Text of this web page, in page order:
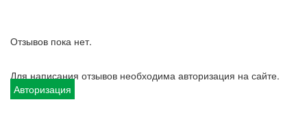
Отзывов пока нет.
Для написания отзывов необходима авторизация на сайте.
Авторизация